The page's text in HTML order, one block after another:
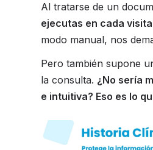
Al tratarse de un
ejecutas en cada
modo manual, nos
Pero también supone
la consulta. ¿No sería
e intuitiva? Eso es lo